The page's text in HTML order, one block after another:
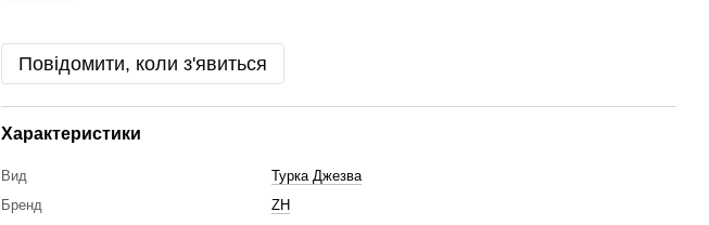
Повідомити, коли з'явиться
Характеристики
Вид
Турка Джезва
Бренд
ZH